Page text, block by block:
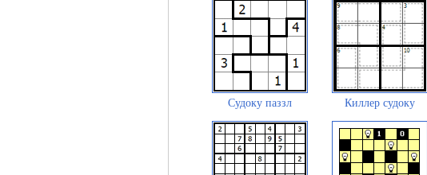
Судоку паззл Киллер судоку